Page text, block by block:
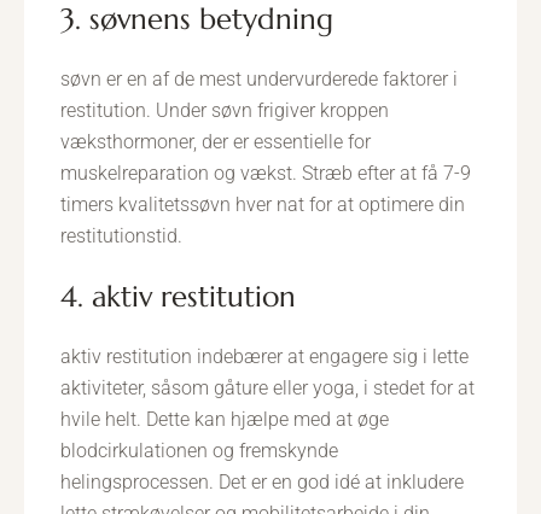
3. søvnens betydning
søvn er en af de mest undervurderede faktorer i
restitution. Under søvn frigiver kroppen
væksthormoner, der er essentielle for
muskelreparation og vækst. Stræb efter at få 7-9
timers kvalitetssøvn hver nat for at optimere din
restitutionstid.
4. aktiv restitution
aktiv restitution indebærer at engagere sig i lette
aktiviteter, såsom gåture eller yoga, i stedet for at
hvile helt. Dette kan hjælpe med at øge
blodcirkulationen og fremskynde
helingsprocessen. Det er en god idé at inkludere